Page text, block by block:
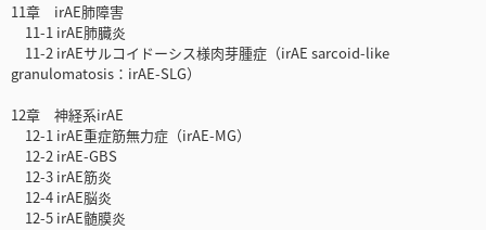
11章 irAE肺障害
11-1 irAE肺臓炎
11-2 irAEサルコイドーシス様肉芽腫症（irAE sarcoid-like
granulomatosis：irAE-SLG）
12章 神経系irAE
12-1 irAE重症筋無力症（irAE-MG）
12-2 irAE-GBS
12-3 irAE筋炎
12-4 irAE脳炎
12-5 irAE髄膜炎